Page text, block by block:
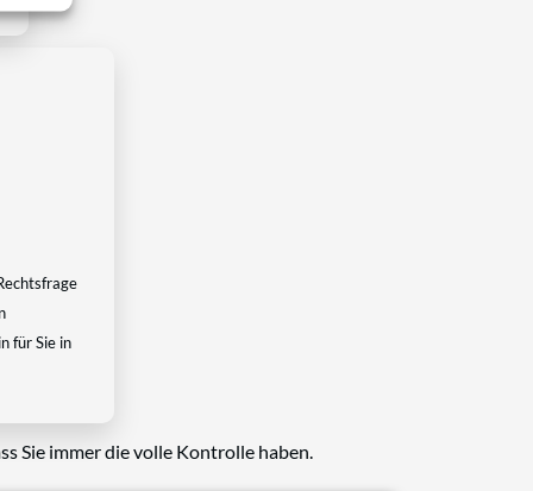
für Sie in
Sie immer die volle Kontrolle haben.